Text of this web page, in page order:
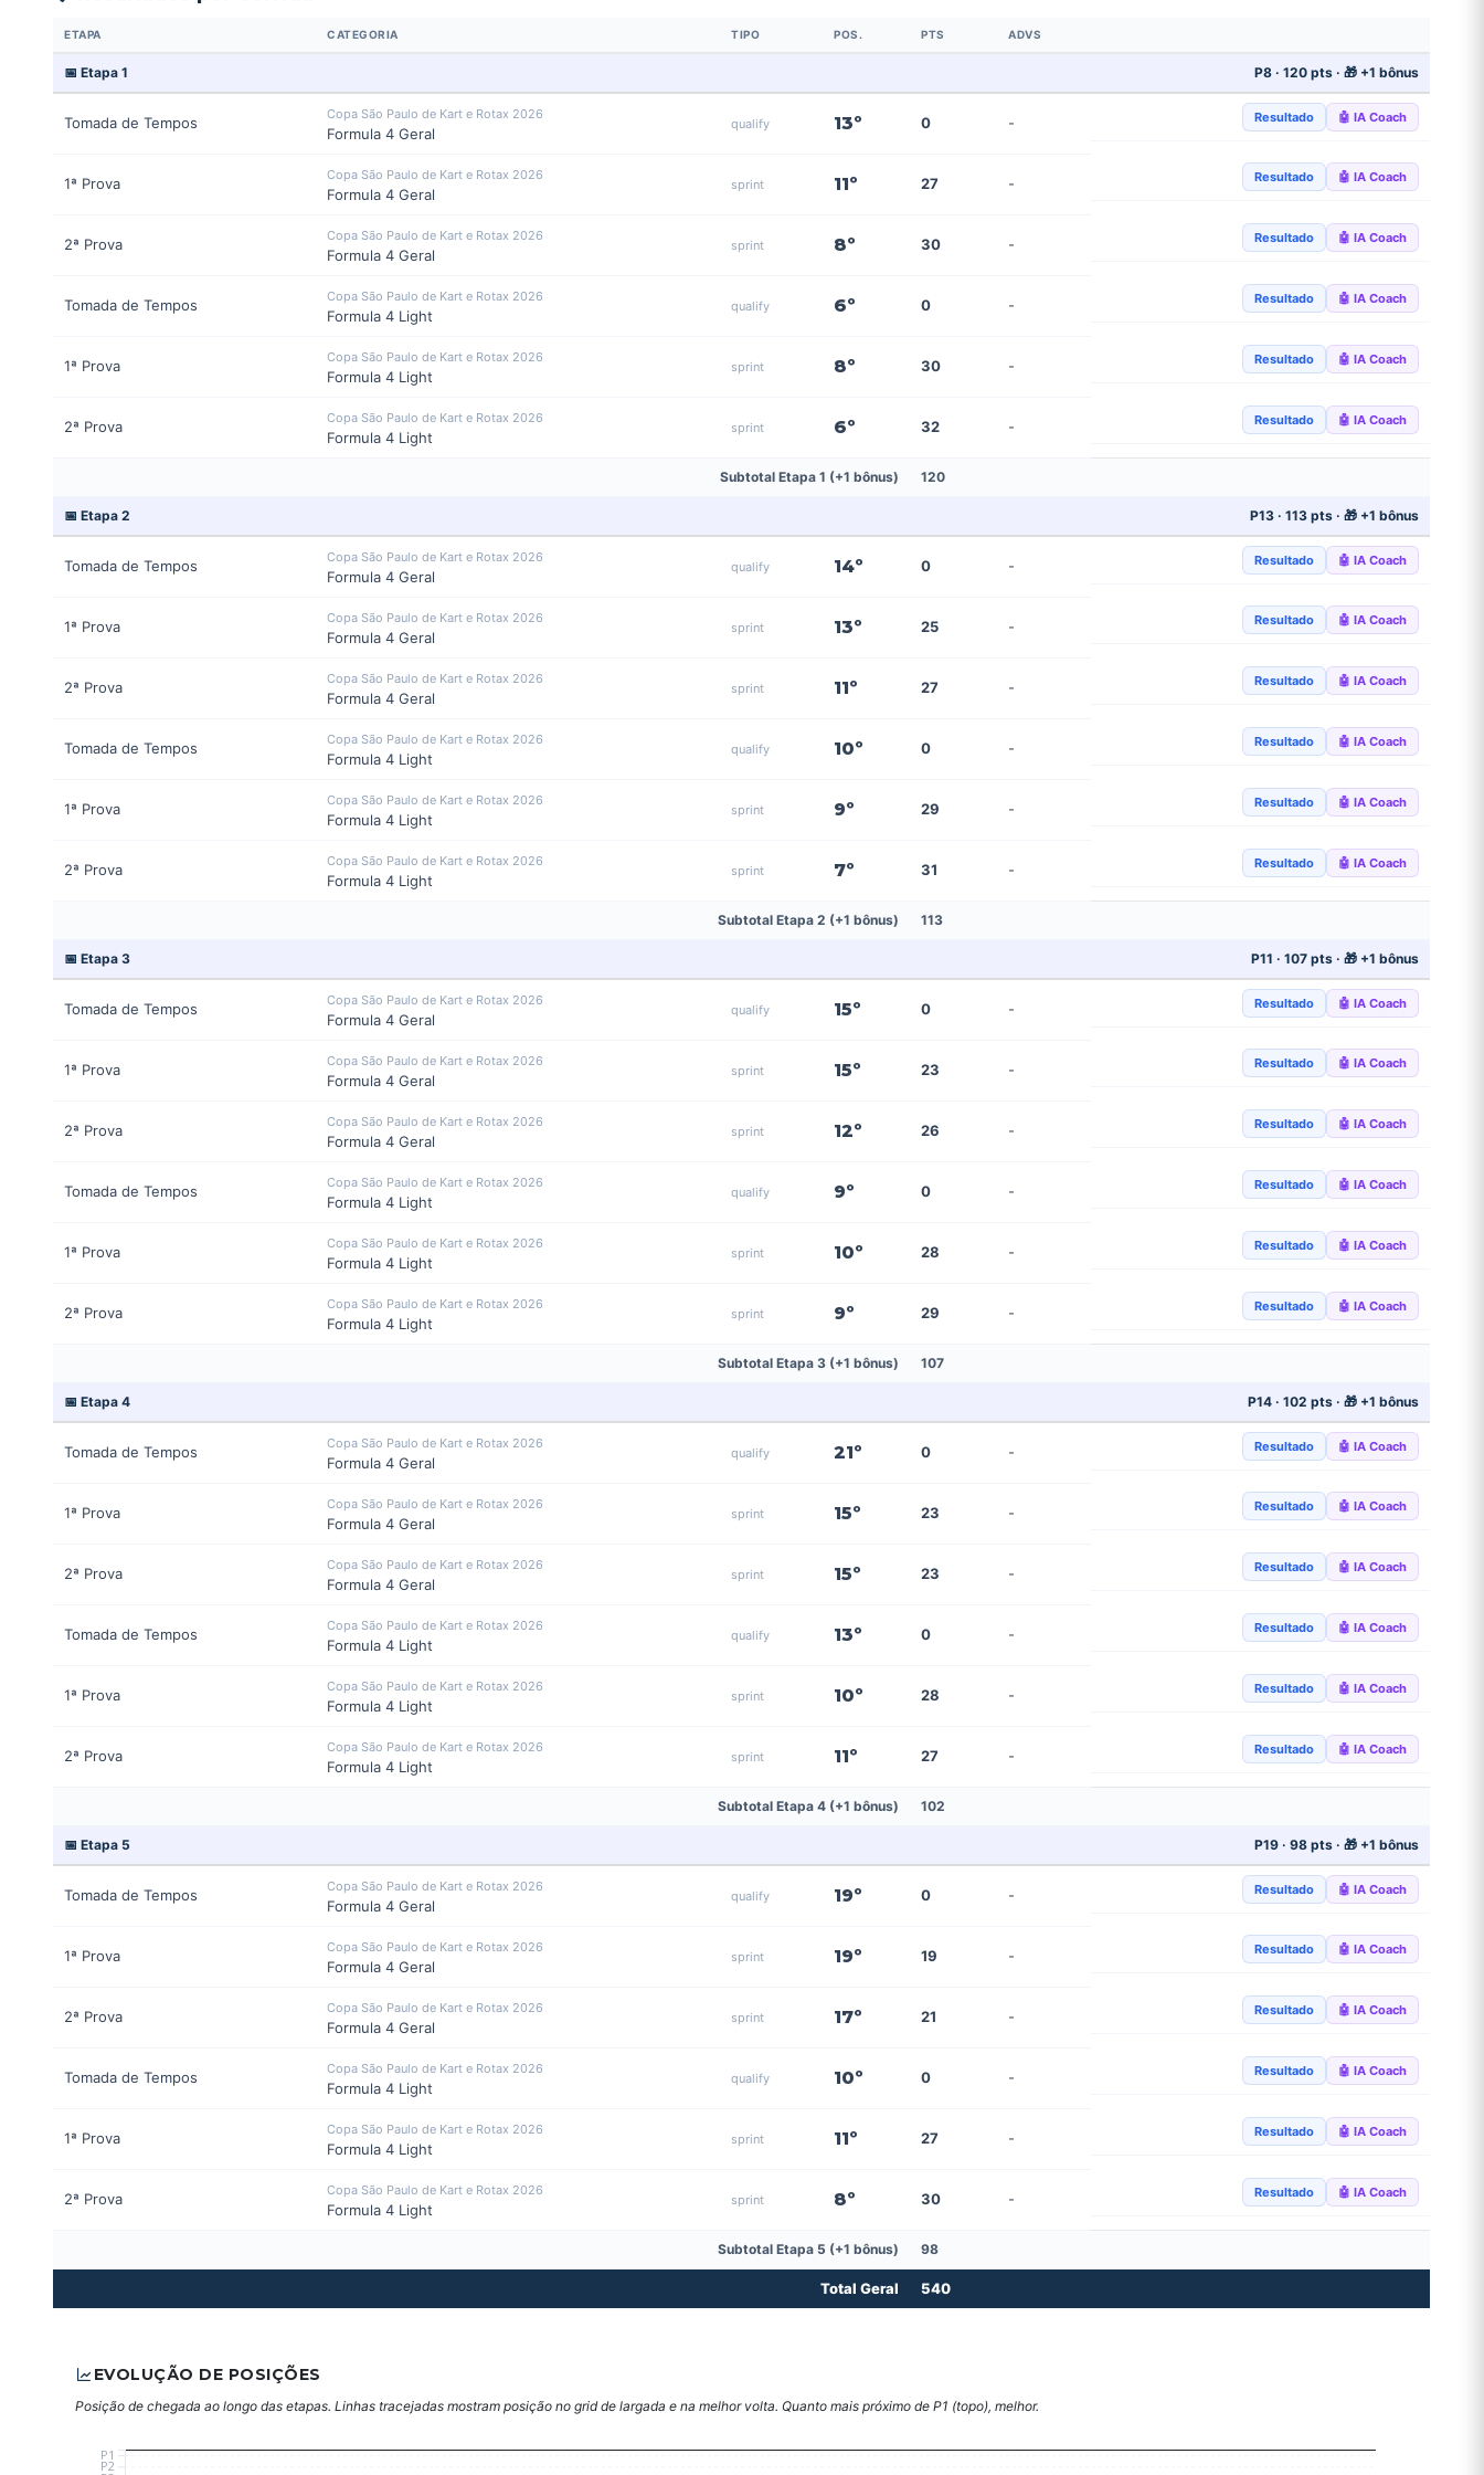
ETAPA CATEGORIA TIPO POS. PTS ADVS
📅 Etapa 1 P8 · 120 pts · 🎁 +1 bônus
Tomada de Tempos Copa São Paulo de Kart e Rotax 2026
Formula 4 Geral
qualify 13º 0 - Resultado 🤖 IA Coach
1ª Prova Copa São Paulo de Kart e Rotax 2026
Formula 4 Geral
sprint 11º 27 - Resultado 🤖 IA Coach
2ª Prova Copa São Paulo de Kart e Rotax 2026
Formula 4 Geral
sprint 8º 30 - Resultado 🤖 IA Coach
Tomada de Tempos Copa São Paulo de Kart e Rotax 2026
Formula 4 Light
qualify 6º 0 - Resultado 🤖 IA Coach
1ª Prova Copa São Paulo de Kart e Rotax 2026
Formula 4 Light
sprint 8º 30 - Resultado 🤖 IA Coach
2ª Prova Copa São Paulo de Kart e Rotax 2026
Formula 4 Light
sprint 6º 32 - Resultado 🤖 IA Coach
Subtotal Etapa 1 (+1 bônus) 120
📅 Etapa 2 P13 · 113 pts · 🎁 +1 bônus
Tomada de Tempos Copa São Paulo de Kart e Rotax 2026
Formula 4 Geral
qualify 14º 0 - Resultado 🤖 IA Coach
1ª Prova Copa São Paulo de Kart e Rotax 2026
Formula 4 Geral
sprint 13º 25 - Resultado 🤖 IA Coach
2ª Prova Copa São Paulo de Kart e Rotax 2026
Formula 4 Geral
sprint 11º 27 - Resultado 🤖 IA Coach
Tomada de Tempos Copa São Paulo de Kart e Rotax 2026
Formula 4 Light
qualify 10º 0 - Resultado 🤖 IA Coach
1ª Prova Copa São Paulo de Kart e Rotax 2026
Formula 4 Light
sprint 9º 29 - Resultado 🤖 IA Coach
2ª Prova Copa São Paulo de Kart e Rotax 2026
Formula 4 Light
sprint 7º 31 - Resultado 🤖 IA Coach
Subtotal Etapa 2 (+1 bônus) 113
📅 Etapa 3 P11 · 107 pts · 🎁 +1 bônus
Tomada de Tempos Copa São Paulo de Kart e Rotax 2026
Formula 4 Geral
qualify 15º 0 - Resultado 🤖 IA Coach
1ª Prova Copa São Paulo de Kart e Rotax 2026
Formula 4 Geral
sprint 15º 23 - Resultado 🤖 IA Coach
2ª Prova Copa São Paulo de Kart e Rotax 2026
Formula 4 Geral
sprint 12º 26 - Resultado 🤖 IA Coach
Tomada de Tempos Copa São Paulo de Kart e Rotax 2026
Formula 4 Light
qualify 9º 0 - Resultado 🤖 IA Coach
1ª Prova Copa São Paulo de Kart e Rotax 2026
Formula 4 Light
sprint 10º 28 - Resultado 🤖 IA Coach
2ª Prova Copa São Paulo de Kart e Rotax 2026
Formula 4 Light
sprint 9º 29 - Resultado 🤖 IA Coach
Subtotal Etapa 3 (+1 bônus) 107
📅 Etapa 4 P14 · 102 pts · 🎁 +1 bônus
Tomada de Tempos Copa São Paulo de Kart e Rotax 2026
Formula 4 Geral
qualify 21º 0 - Resultado 🤖 IA Coach
1ª Prova Copa São Paulo de Kart e Rotax 2026
Formula 4 Geral
sprint 15º 23 - Resultado 🤖 IA Coach
2ª Prova Copa São Paulo de Kart e Rotax 2026
Formula 4 Geral
sprint 15º 23 - Resultado 🤖 IA Coach
Tomada de Tempos Copa São Paulo de Kart e Rotax 2026
Formula 4 Light
qualify 13º 0 - Resultado 🤖 IA Coach
1ª Prova Copa São Paulo de Kart e Rotax 2026
Formula 4 Light
sprint 10º 28 - Resultado 🤖 IA Coach
2ª Prova Copa São Paulo de Kart e Rotax 2026
Formula 4 Light
sprint 11º 27 - Resultado 🤖 IA Coach
Subtotal Etapa 4 (+1 bônus) 102
📅 Etapa 5 P19 · 98 pts · 🎁 +1 bônus
Tomada de Tempos Copa São Paulo de Kart e Rotax 2026
Formula 4 Geral
qualify 19º 0 - Resultado 🤖 IA Coach
1ª Prova Copa São Paulo de Kart e Rotax 2026
Formula 4 Geral
sprint 19º 19 - Resultado 🤖 IA Coach
2ª Prova Copa São Paulo de Kart e Rotax 2026
Formula 4 Geral
sprint 17º 21 - Resultado 🤖 IA Coach
Tomada de Tempos Copa São Paulo de Kart e Rotax 2026
Formula 4 Light
qualify 10º 0 - Resultado 🤖 IA Coach
1ª Prova Copa São Paulo de Kart e Rotax 2026
Formula 4 Light
sprint 11º 27 - Resultado 🤖 IA Coach
2ª Prova Copa São Paulo de Kart e Rotax 2026
Formula 4 Light
sprint 8º 30 - Resultado 🤖 IA Coach
Subtotal Etapa 5 (+1 bônus) 98
Total Geral 540
EVOLUÇÃO DE POSIÇÕES
Posição de chegada ao longo das etapas. Linhas tracejadas mostram posição no grid de largada e na melhor volta. Quanto mais próximo de P1 (topo), melhor.
P2
P1